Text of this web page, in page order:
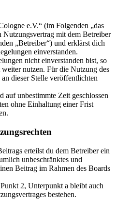
e.V.“ (im Folgenden „das
Nutzungsvertrag mit dem Betreiber
„Betreiber“) und erklärst dich
einverstanden.
nicht einverstanden bist, so
nutzen. Für die Nutzung des
dieser Stelle veröffentlichten
auf unbestimmte Zeit geschlossen
ohne Einhaltung einer Frist
erteilst du dem Betreiber ein
unbeschränktes und
Beitrag im Rahmen des Boards
2, Unterpunkt a bleibt auch
bestehen.